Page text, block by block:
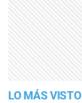
LO MÁS VISTO